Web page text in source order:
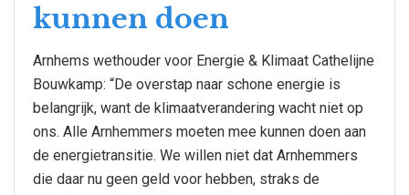
kunnen doen
Arnhems wethouder voor Energie & Klimaat Cathelijne
Bouwkamp: “De overstap naar schone energie is
belangrijk, want de klimaatverandering wacht niet op
ons. Alle Arnhemmers moeten mee kunnen doen aan
de energietransitie. We willen niet dat Arnhemmers
die daar nu geen geld voor hebben, straks de